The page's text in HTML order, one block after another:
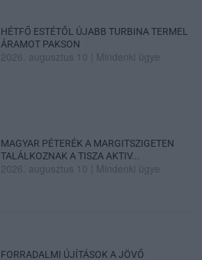
HÉTFŐ ESTÉTŐL ÚJABB TURBINA TERMEL
ÁRAMOT PAKSON
2026. augusztus 10 Mindenki ügye
MAGYAR PÉTERÉK A MARGITSZIGETEN
TALÁLKOZNAK A TISZA AKTIV...
2026. augusztus 10 Mindenki ügye
FORRADALMI ÚJÍTÁSOK A JÖVŐ